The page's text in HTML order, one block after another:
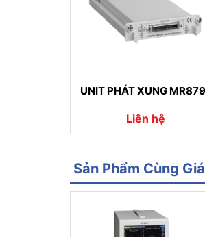
UNIT PHÁT XUNG
Liên hệ
Sản Phẩm Cùng Giá